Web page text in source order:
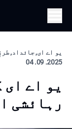
یو اے ای, جائداد,
2025. 09. 04
یو اے
رہائشی